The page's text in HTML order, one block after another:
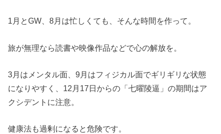
1月とGW、8月は忙しくても、そんな時間を作って。
旅が無理なら読書や映像作品などで心の解放を。
3月はメンタル面、9月はフィジカル面でギリギリな状態
になりやすく、12月17日からの「七曜陵逼」の期間はア
クシデントに注意。
健康法も過剰になると危険です。